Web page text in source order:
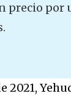
precio por
2021,